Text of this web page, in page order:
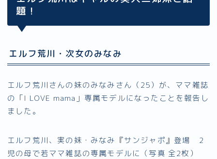
題！
エルフ荒川・次女のみなみ
エルフ荒川さんの妹のみなみさん（25）が、ママ雑誌
の「I LOVE mama」専属モデルになったことを報告し
ました。
エルフ荒川、実の妹・みなみ『サンジャポ』登場 2
児の母で若ママ雑誌の専属モデルに（写真 全2枚）